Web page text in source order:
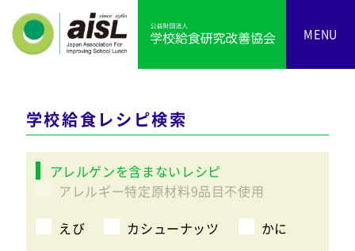
MENU
学校給食レシピ検索
アレルゲンを含まないレシピ
アレルギー特定原材料9品目不使用
えび
カシューナッツ
かに